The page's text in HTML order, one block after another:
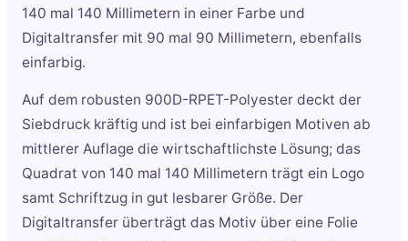
140 mal 140 Millimetern in einer Farbe und
Digitaltransfer mit 90 mal 90 Millimetern, ebenfalls
einfarbig.
Auf dem robusten 900D-RPET-Polyester deckt der
Siebdruck kräftig und ist bei einfarbigen Motiven ab
mittlerer Auflage die wirtschaftlichste Lösung; das
Quadrat von 140 mal 140 Millimetern trägt ein Logo
samt Schriftzug in gut lesbarer Größe. Der
Digitaltransfer überträgt das Motiv über eine Folie